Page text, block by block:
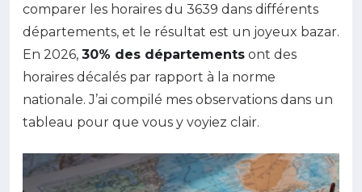
comparer les horaires du 3639 dans différents
départements, et le résultat est un joyeux bazar.
En 2026, 30% des départements ont des
horaires décalés par rapport à la norme
nationale. J’ai compilé mes observations dans un
tableau pour que vous y voyiez clair.